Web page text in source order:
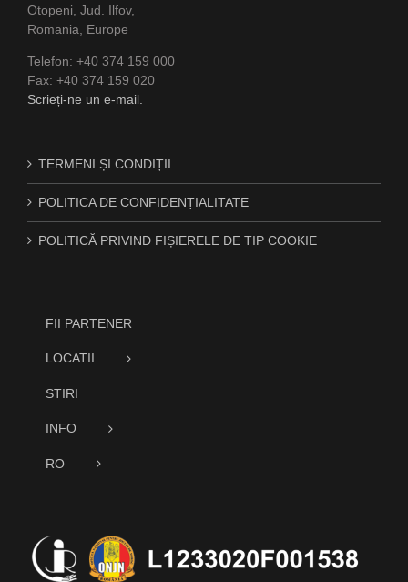
Otopeni, Jud. Ilfov,
Romania, Europe
Telefon: +40 374 159 000
Fax: +40 374 159 020
Scrieți-ne un e-mail.
TERMENI ȘI CONDIȚII
POLITICA DE CONFIDENȚIALITATE
POLITICĂ PRIVIND FIȘIERELE DE TIP COOKIE
FII PARTENER
LOCATII
STIRI
INFO
RO